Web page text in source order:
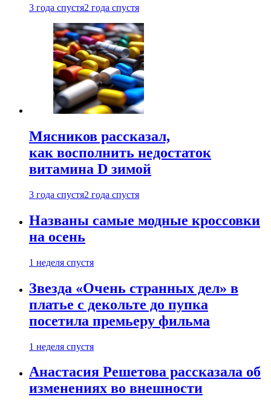
3 года спустя2 года спустя
Мясников рассказал,
как восполнить недостаток
витамина D зимой
3 года спустя2 года спустя
Названы самые модные кроссовки
на осень
1 неделя спустя
Звезда «Очень странных дел» в
платье с декольте до пупка
посетила премьеру фильма
1 неделя спустя
Анастасия Решетова рассказала об
изменениях во внешности